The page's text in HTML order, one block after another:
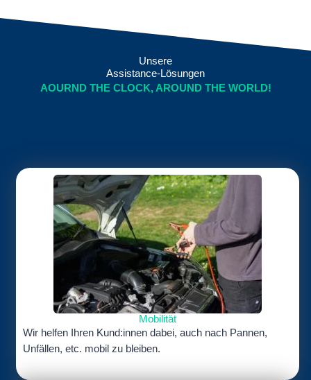
Unsere
Assistance-Lösungen
AOURND THE CLOCK, AROUND THE WORLD!
Mobilität
Wir helfen Ihren Kund:innen dabei, auch nach Pannen,
Unfällen, etc. mobil zu bleiben.